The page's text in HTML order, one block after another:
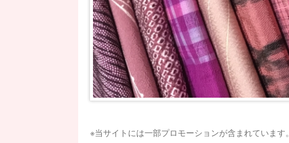
※当サイトには一部プロモーションが含まれています。